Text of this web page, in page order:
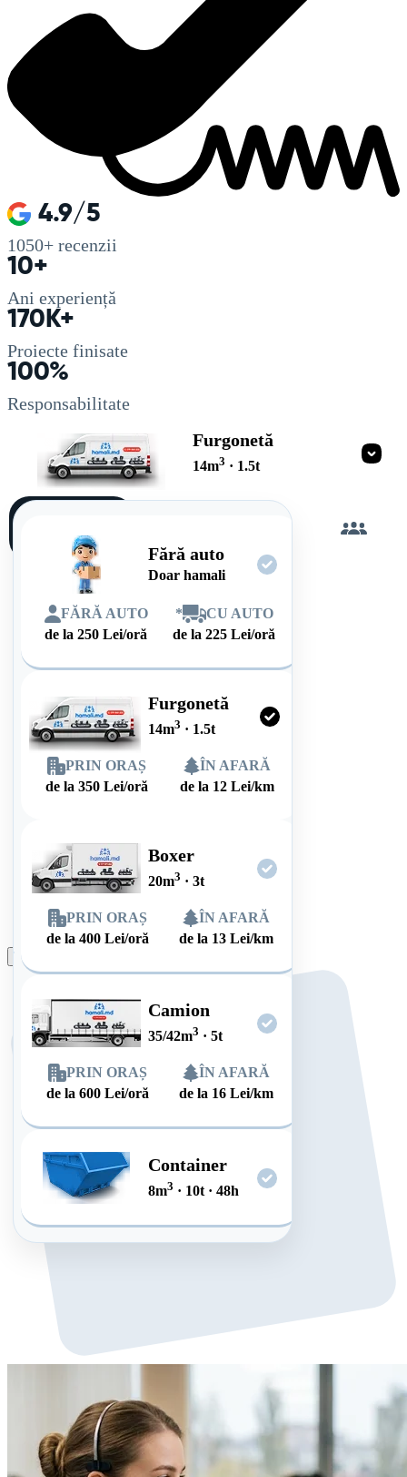
4.9/5
1050+ recenzii
10+
Ani experiență
170K+
Proiecte finisate
100%
Responsabilitate
Furgonetă
14m3 · 1.5t
Fără auto
Doar hamali
FĂRĂ AUTO
de la250 Lei/oră
*
CU AUTO
de la225 Lei/oră
Furgonetă
14m3 · 1.5t
PRIN ORAȘ
de la 350 Lei/oră
ÎN AFARĂ
de la 12 Lei/km
Boxer
20m3 · 3t
PRIN ORAȘ
de la400 Lei/oră
ÎN AFARĂ
de la 13 Lei/km
Camion
35/42m3 · 5t
PRIN ORAȘ
de la600 Lei/oră
ÎN AFARĂ
de la 16 Lei/km
Container
8m3 · 10t · 48h
singur
Plasează comanda